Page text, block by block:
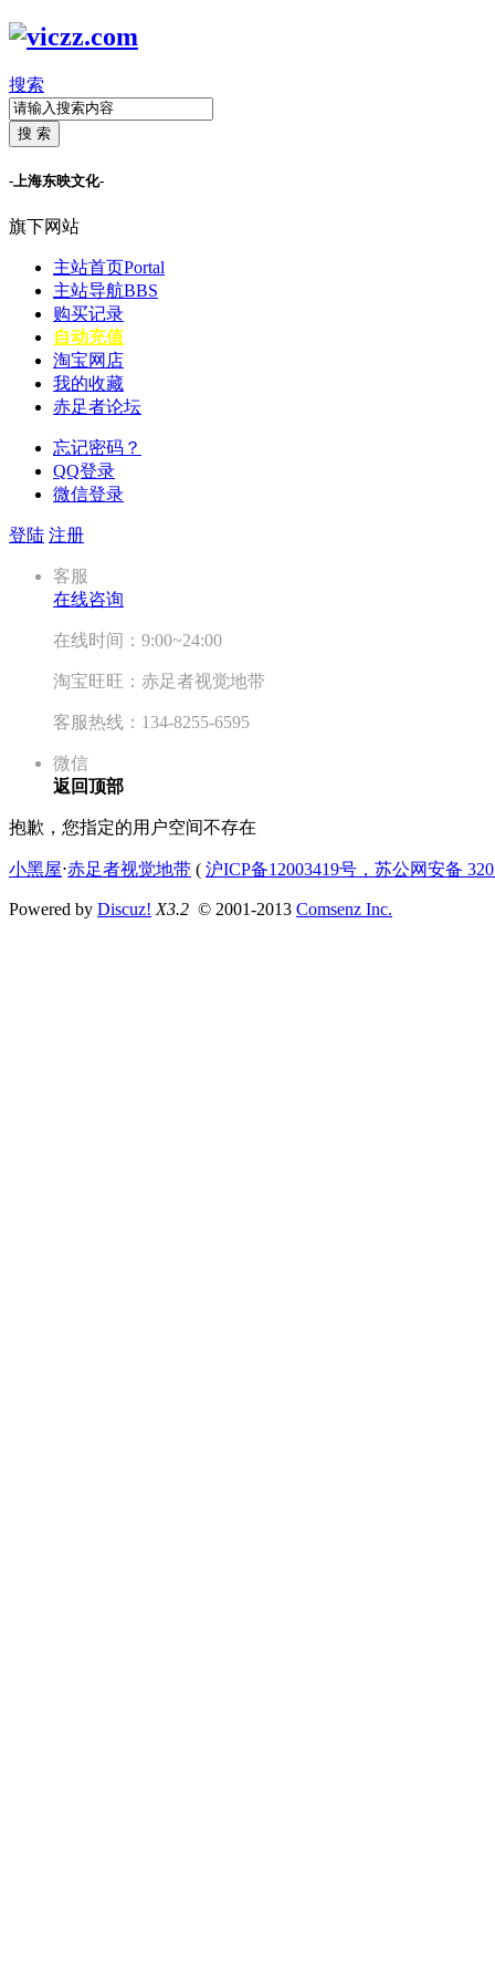
搜索
搜 索
-上海东映文化-
旗下网站
主站首页Portal
主站导航BBS
购买记录
自动充值
淘宝网店
我的收藏
赤足者论坛
忘记密码？
QQ登录
微信登录
登陆 注册
客服
在线咨询
在线时间：9:00~24:00
淘宝旺旺：赤足者视觉地带
客服热线：134-8255-6595
微信
返回顶部
抱歉，您指定的用户空间不存在
小黑屋⋅赤足者视觉地带 ( 沪ICP备12003419号，苏公网安备
Powered by Discuz! X3.2 © 2001-2013 Comsenz Inc.